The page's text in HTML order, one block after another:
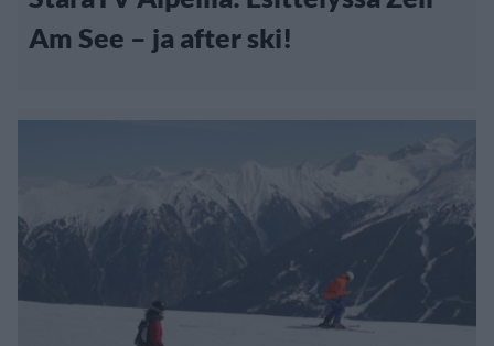
Am See – ja after ski!